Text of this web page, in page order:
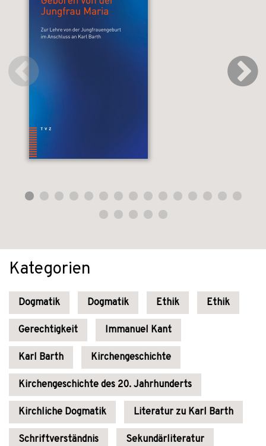
Kategorien
Dogmatik Dogmatik Ethik Ethik
Gerechtigkeit Immanuel Kant
Karl Barth Kirchengeschichte
Kirchengeschichte des 20. Jahrhunderts
Kirchliche Dogmatik Literatur zu Karl Barth
Schriftverständnis Sekundärliteratur